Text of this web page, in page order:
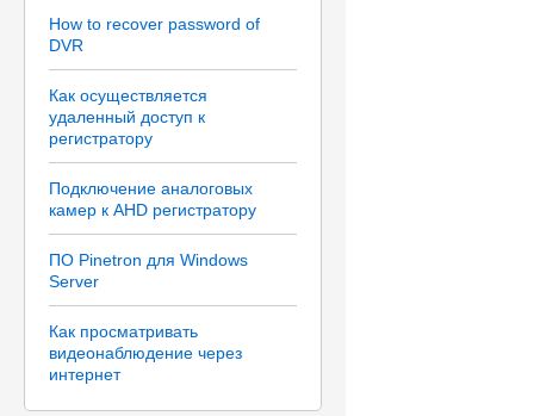
How to recover password of
DVR
Как осуществляется
удаленный доступ к
регистратору
Подключение аналоговых
камер к AHD регистратору
ПО Pinetron для Windows
Server
Как просматривать
видеонаблюдение через
интернет